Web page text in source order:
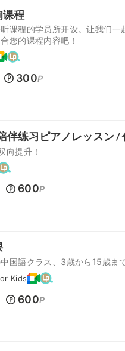
课程
课程的学员所开设。让我们
您的课程内容吧！
300P
伴练习ピアノレッスン /
向提升！
600P
国語クラス、3歳から15歳ま
Kids
600P